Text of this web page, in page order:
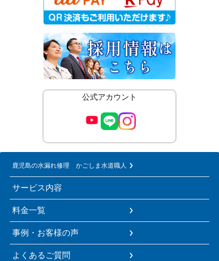
公式アカウント
鹿児島の水漏れ修理 かごしま水道職人
サービス内容
料金一覧
事例・お客様の声
よくあるご質問